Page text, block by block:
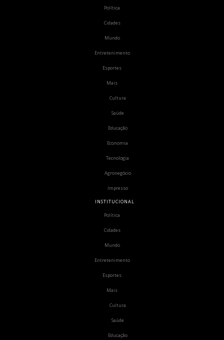
Política
Cidades
Mundo
Entretenimento
Esportes
Mais
Cultura
Saúde
Educação
Economia
Tecnologia
Agronegócio
Impresso
INSTITUCIONAL
Política
Cidades
Mundo
Entretenimento
Esportes
Mais
Cultura
Saúde
Educação